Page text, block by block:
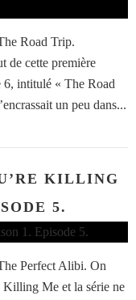
Road Trip.
cette première
6, intitulé « The Road
un peu dans...
KILLING
5.
Perfect Alibi. On
Killing Me et la série ne